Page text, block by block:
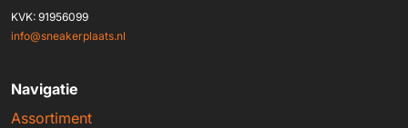
KVK: 91956099
info@sneakerplaats.nl
Navigatie
Assortiment